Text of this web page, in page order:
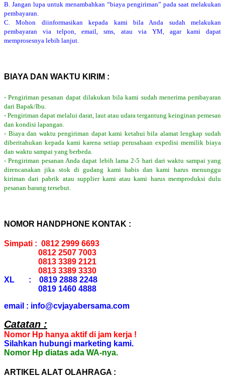
B. Jangan lupa untuk menambahkan “biaya pengiriman” pada saat melakukan
pembayaran.
C. Mohon diinformasikan kepada kami bila Anda sudah melakukan
pembayaran via telpon, email, sms, atau via YM, agar kami dapat
memprosesnya lebih lanjut.
BIAYA DAN WAKTU KIRIM :
- Pengiriman pesanan dapat dilakukan bila kami sudah menerima pembayaran
dari Bapak/Ibu.
- Pengiriman dapat melalui darat, laut atau udara tergantung keinginan pemesan
dan kondisi lapangan.
- Biaya dan waktu pengiriman dapat kami ketahui bila alamat lengkap sudah
diberitahukan kepada kami karena setiap perusahaan expedisi memilik biaya
dan waktu sampai yang berbeda.
- Pengiriman pesanan Anda dapat lebih lama 2-5 hari dari waktu sampai yang
direncanakan jika stok di gudang kami habis dan kami harus menunggu
kiriman dari pabrik atau supplier kami atau kami harus memproduksi dulu
pesanan barang tersebut.
NOMOR HANDPHONE KONTAK :
Simpati : 0812 2999 6693
0812 2507 7003
0813 3389 2121
0813 3389 3330
XL : 0819 2888 2248
0819 1460 4888
email : info@cvjayabersama.com
Catatan :
Nomor Hp hanya aktif di jam kerja !
Silahkan hubungi marketing kami.
Nomor Hp diatas ada WA-nya.
ARTIKEL ALAT OLAHRAGA :